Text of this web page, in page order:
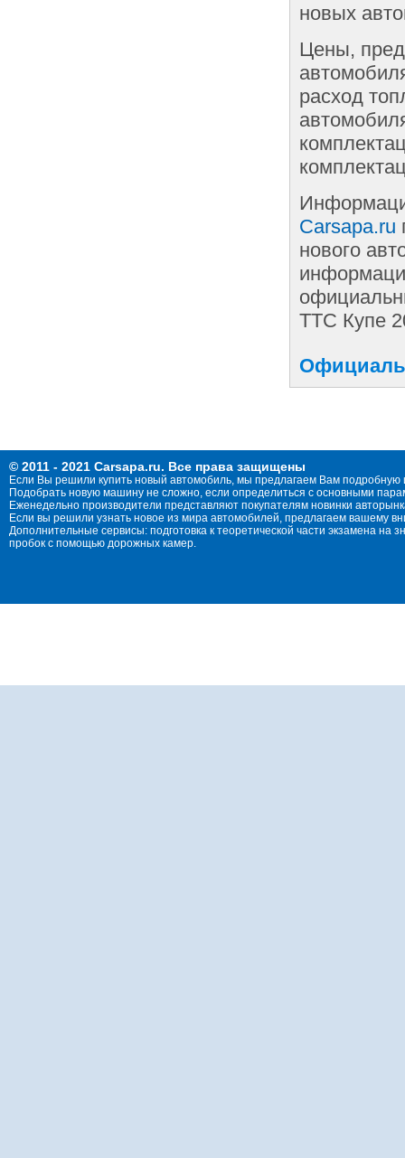
новых
Цены,
расход
Carsapa.ru
нового
ТТС Купе
© 2011 - 2021 Carsapa.ru. Все права защищены
Если Вы решили купить новый автомобиль, мы предлагаем Вам
Подобрать новую машину не сложно, если определиться с основными
Еженедельно производители представляют покупателям новинки
Если вы решили узнать новое из мира автомобилей, предлагаем вашему
Дополнительные сервисы: подготовка к теоретической части экзамена
пробок с помощью дорожных камер.